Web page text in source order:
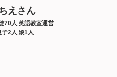
えさん
70人 英語教室運営
子2人 娘1人